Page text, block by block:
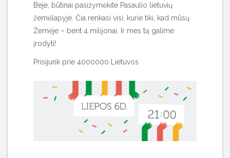
Beje, būtinai pasižymėkite Pasaulio lietuvių
žemėlapyje. Čia renkasi visi, kurie tiki, kad mūsų
Žemėje – bent 4 milijonai. Ir mes tą galime
įrodyti!
Prisijunk prie 4000000 Lietuvos